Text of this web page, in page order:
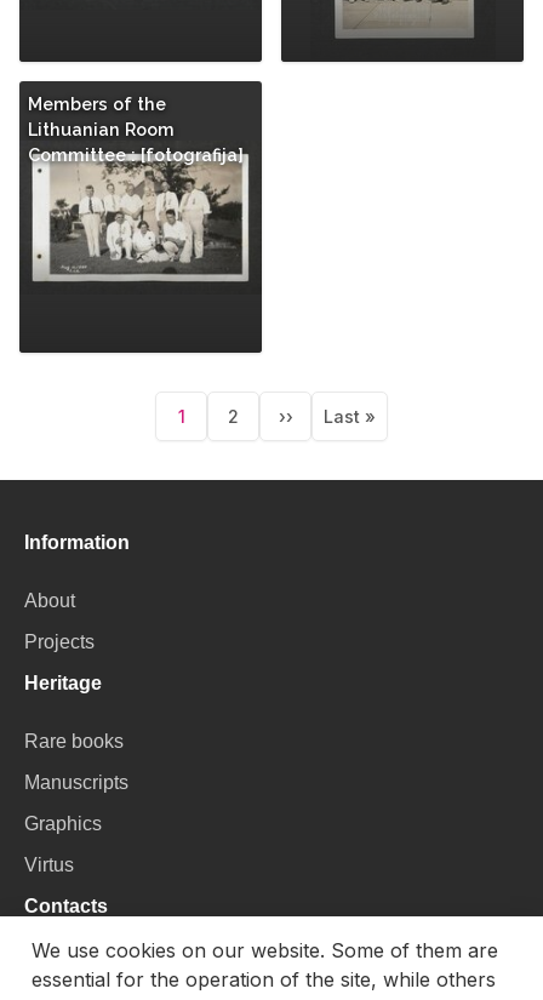
Members of the
Lithuanian Room
Committee : [fotografija]
Pagination
Current
1
Page
2
Next
››
Last
Last »
Information
About
Projects
Heritage
Rare books
Manuscripts
Graphics
Virtus
Contacts
VU Library
We use cookies on our website. Some of them are
essential for the operation of the site, while others